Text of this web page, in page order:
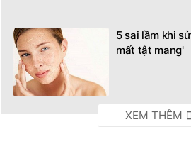
5 sai lầm khi
mất tật mang'